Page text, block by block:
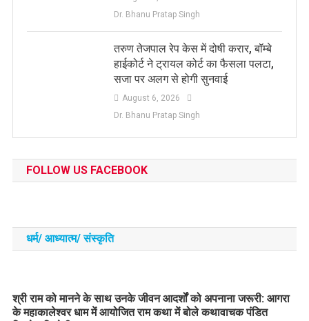
Dr. Bhanu Pratap Singh
तरुण तेजपाल रेप केस में दोषी करार, बॉम्बे
हाईकोर्ट ने ट्रायल कोर्ट का फैसला पलटा,
सजा पर अलग से होगी सुनवाई
August 6, 2026
Dr. Bhanu Pratap Singh
FOLLOW US FACEBOOK
धर्म/ आध्‍यात्‍म/ संस्‍कृति
​श्री राम को मानने के साथ उनके जीवन आदर्शों को अपनाना जरूरी: आगरा
के महाकालेश्वर धाम में आयोजित राम कथा में बोले कथावाचक पंडित